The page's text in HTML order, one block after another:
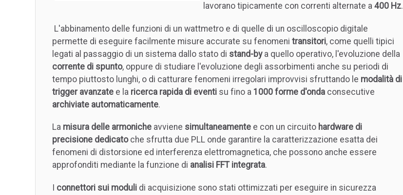
lavorano tipicamente con correnti alternate a 400 Hz.
L'abbinamento delle funzioni di un wattmetro e di quelle di un oscilloscopio digitale
permette di eseguire facilmente misure accurate su fenomeni transitori, come quelli tipici
legati al passaggio di un sistema dallo stato di stand-bya quello operativo, l'evoluzione della
corrente di spunto, oppure di studiare l'evoluzione degli assorbimenti anche su periodi di
tempo piuttosto lunghi, o di catturare fenomeni irregolari improvvisi sfruttando le modalità di
trigger avanzate e la ricerca rapida di eventi su fino a 1000 forme d'onda consecutive
archiviate automaticamente.
La misura delle armoniche avviene simultaneamente e con un circuito hardware di
precisione dedicatoche sfrutta due PLL onde garantire la caratterizzazione esatta dei
fenomeni di distorsione ed interferenza elettromagnetica, che possono anche essere
approfonditi mediante la funzione di analisi FFT integrata.
connettori sui moduli di acquisizione sono stati ottimizzati per eseguire in sicurezza